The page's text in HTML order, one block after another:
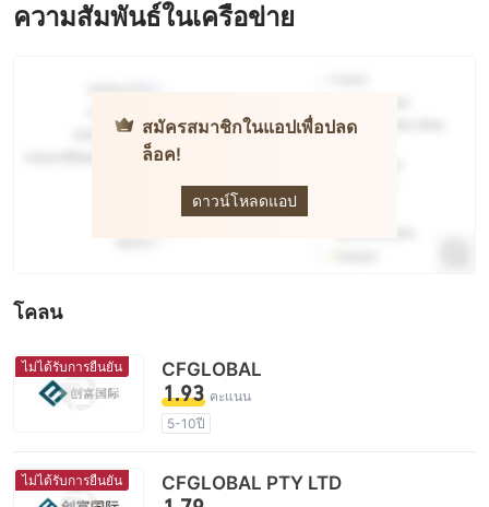
ความสัมพันธ์ในเครือข่าย
สมัครสมาชิกในแอปเพื่อปลด
ล็อค!
ดาวน์โหลดแอป
โคลน
ไม่ได้รับการยืนยัน CFGLOBAL
1.93 คะแนน
5-10ปี
การวิจัยตนเอง
กลุ่มธุรกิจที่ต้องสงสัย
ระวังความเสี่ยงอันตรายที่อาจจะซ่อนอยู่
ไม่ได้รับการยืนยัน CFGLOBAL PTY LTD